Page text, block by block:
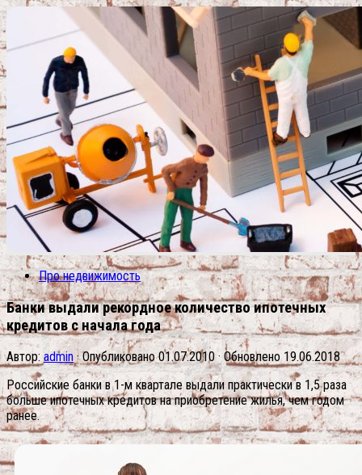
Про недвижимость
Банки выдали рекордное количество ипотечных
кредитов с начала года
Автор: admin · Опубликовано01.07.2010 · Обновлено 19.06.2018
Российские банки в 1-м квартале выдали практически в 1,5 раза
больше ипотечных кредитов на приобретение жилья, чем годом
ранее.